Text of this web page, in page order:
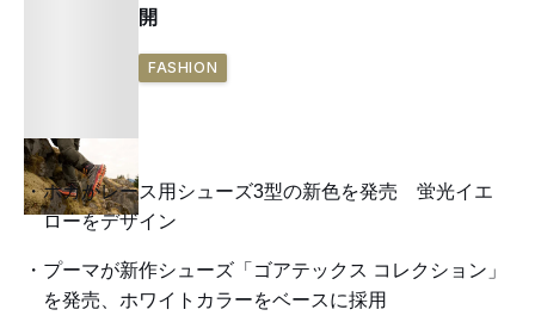
開
FASHION
ホカがレース用シューズ3型の新色を発売 蛍光イエ
ローをデザイン
プーマが新作シューズ「ゴアテックス コレクション」
を発売、ホワイトカラーをベースに採用